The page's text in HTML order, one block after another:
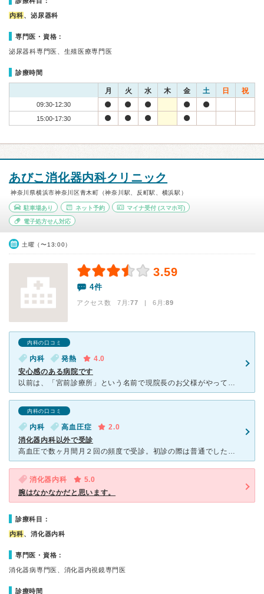
内科、泌尿器科
専門医・資格：
泌尿器科専門医、生殖医療専門医
診療時間
月 火 水 木 金 土 日 祝
09:30-12:30
15:00-17:30
あびこ消化器内科クリニック
神奈川県横浜市神奈川区青木町（神奈川駅、反町駅、横浜駅）
駐車場あり ネット予約 マイナ受付 (スマホ可)
電子処方せん対応
土曜（〜13:00）
3.59
4件
アクセス数 7月:77 | 6月:89
内科の口コミ
内科 発熱
4.0
安心感のある病院です
以前は、「宮前診療所」という名前で現院長のお父様がやっていらっしゃった病院を、改装して開業されたそうです。 以前は、とても入れる雰囲気ではありませんでしたが、あびこクリニックになってからは、入り
内科の口コミ
内科 高血圧症
2.0
消化器内科以外で受診
高血圧で数ヶ月間月２回の頻度で受診。初診の際は普通でしたが２回目以降急速に雑な対応になり、４回目位から血圧測って同じ薬継続を言い渡される様になりました(効果が認められないと申告は毎回していました)。
消化器内科
5.0
腕はなかなかだと思います。
診療科目：
内科、消化器内科
専門医・資格：
消化器病専門医、消化器内視鏡専門医
診療時間